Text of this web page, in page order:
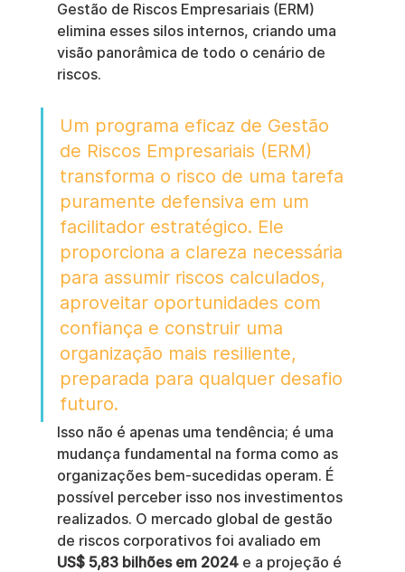
Gestão de Riscos Empresariais (ERM)
elimina esses silos internos, criando uma
visão panorâmica de todo o cenário de
riscos.
Um programa eficaz de Gestão
de Riscos Empresariais (ERM)
transforma o risco de uma tarefa
puramente defensiva em um
facilitador estratégico. Ele
proporciona a clareza necessária
para assumir riscos calculados,
aproveitar oportunidades com
confiança e construir uma
organização mais resiliente,
preparada para qualquer desafio
futuro.
Isso não é apenas uma tendência; é uma
mudança fundamental na forma como as
organizações bem-sucedidas operam. É
possível perceber isso nos investimentos
realizados. O mercado global de gestão
de riscos corporativos foi avaliado em
US$ 5,83 bilhões em 2024 e a projeção é